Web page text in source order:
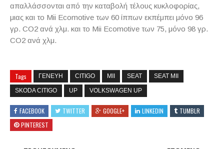
απαλλάσσονται από την καταβολή τέλους κυκλοφορίας,
μιας και το Mii Ecomotive των 60 ίππων εκπέμπει μόνο 96
γρ. CO2 ανά χλμ. και το Mii Ecomotive των 75, μόνο 98 γρ.
CO2 ανά χλμ.
Tags ΓΕΝΕΥΗ CITIGO MII SEAT SEAT MII
SKODA CITIGO UP VOLKSWAGEN UP
FACEBOOK TWITTER GOOGLE+ LINKEDIN
TUMBLR
PINTEREST